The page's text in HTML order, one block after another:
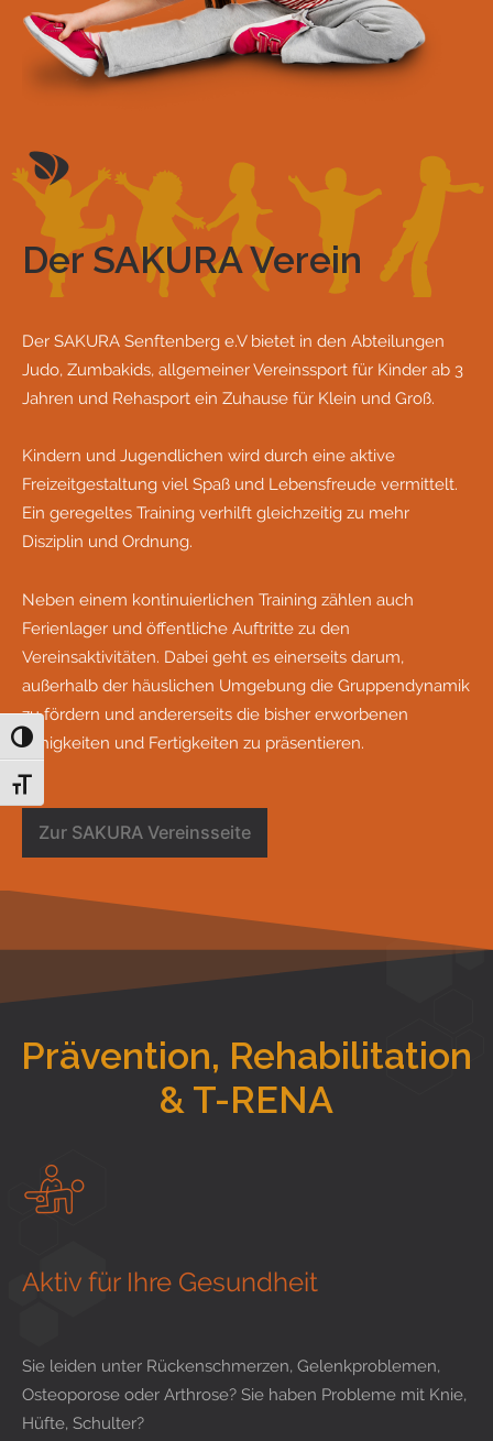
Umschalten auf hohe Kontraste
Schrift vergrößern
Der SAKURA Verein
Der SAKURA Senftenberg e.V bietet in den Abteilungen
Judo, Zumbakids, allgemeiner Vereinssport für Kinder ab 3
Jahren und Rehasport ein Zuhause für Klein und Groß.
Kindern und Jugendlichen wird durch eine aktive
Freizeitgestaltung viel Spaß und Lebensfreude vermittelt.
Ein geregeltes Training verhilft gleichzeitig zu mehr
Disziplin und Ordnung.
Neben einem kontinuierlichen Training zählen auch
Ferienlager und öffentliche Auftritte zu den
Vereinsaktivitäten. Dabei geht es einerseits darum,
außerhalb der häuslichen Umgebung die Gruppendynamik
zu fördern und andererseits die bisher erworbenen
Fähigkeiten und Fertigkeiten zu präsentieren.
Zur SAKURA Vereinsseite
Prävention, Rehabilitation
& T-RENA
Aktiv für Ihre Gesundheit
Sie leiden unter Rückenschmerzen, Gelenkproblemen,
Osteoporose oder Arthrose? Sie haben Probleme mit Knie,
Hüfte, Schulter?